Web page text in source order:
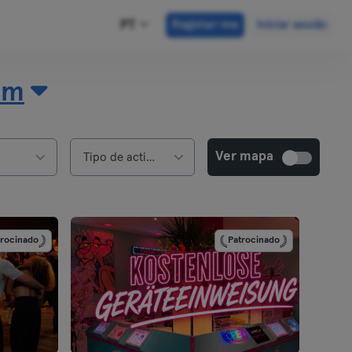
PT Registar-me Iniciar sessão
Tipo de actividade Ver mapa
Patrocinado